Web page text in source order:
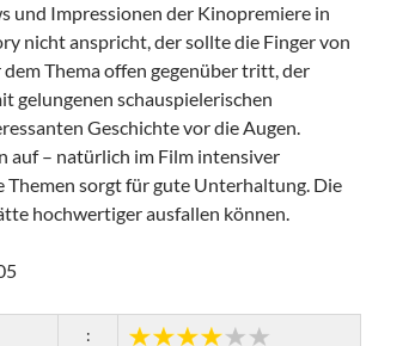
und Impressionen der Kinopremiere in
nicht anspricht, der sollte die Finger von
Thema offen gegenüber tritt, der
gelungenen schauspielerischen
Geschichte vor die Augen.
auf – natürlich im Film intensiver
Themen sorgt für gute Unterhaltung. Die
hochwertiger ausfallen können.
: